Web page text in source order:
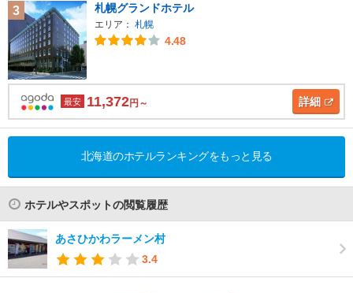
3 札幌グランドホテル
エリア： 札幌
4.48
最安 11,372円～ 詳細
北海道のホテルランキングをもっと見る
ホテルやスポットの閲覧履歴
あさひかわラーメン村
3.4